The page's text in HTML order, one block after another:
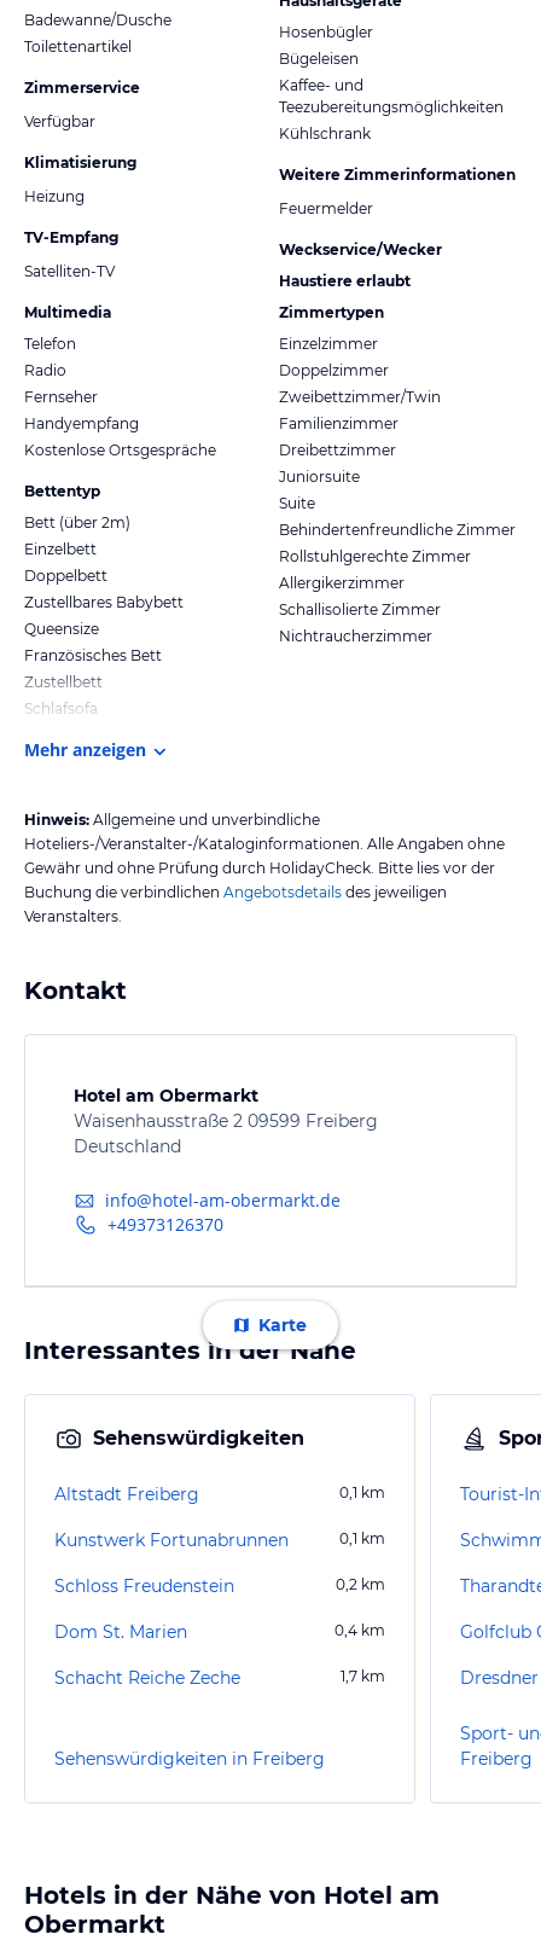
Badewanne/Dusche
Toilettenartikel
Zimmerservice
Verfügbar
Klimatisierung
Heizung
TV-Empfang
Satelliten-TV
Multimedia
Telefon
Radio
Fernseher
Handyempfang
Kostenlose Ortsgespräche
Bettentyp
Bett (über 2m)
Einzelbett
Doppelbett
Zustellbares Babybett
Queensize
Französisches Bett
Zustellbett
Schlafsofa
Hosenbügler
Bügeleisen
Kaffee- und
Teezubereitungsmöglichkeiten
Kühlschrank
Weitere Zimmerinformationen
Feuermelder
Weckservice/Wecker
Haustiere erlaubt
Zimmertypen
Einzelzimmer
Doppelzimmer
Zweibettzimmer/Twin
Familienzimmer
Dreibettzimmer
Juniorsuite
Suite
Behindertenfreundliche Zimmer
Rollstuhlgerechte Zimmer
Allergikerzimmer
Schallisolierte Zimmer
Nichtraucherzimmer
Mehr anzeigen
Hinweis: Allgemeine und unverbindliche
Hoteliers-/Veranstalter-/Kataloginformationen. Alle Angaben ohne
Gewähr und ohne Prüfung durch HolidayCheck. Bitte lies vor der
Buchung die verbindlichen Angebotsdetails des jeweiligen
Veranstalters.
Kontakt
Hotel am Obermarkt
Waisenhausstraße 2 09599 Freiberg
Deutschland
info@hotel-am-obermarkt.de
+49373126370
Karte
Interessantes in der Nähe
Sehenswürdigkeiten
Altstadt Freiberg 0,1 km
Kunstwerk Fortunabrunnen 0,1 km
Schloss Freudenstein 0,2 km
Dom St. Marien 0,4 km
Schacht Reiche Zeche 1,7 km
Sehenswürdigkeiten in Freiberg
Golfclub
Sport-
Freiberg
Hotels in der Nähe von Hotel am
Obermarkt